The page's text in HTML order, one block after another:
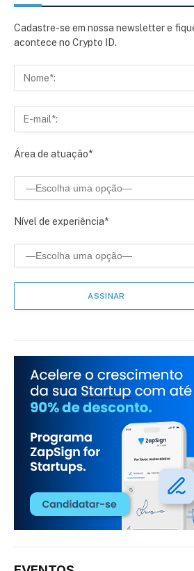
Cadastre-se em nossa newsletter e
acontece no Crypto ID.
Área de atuação*
Nível de experiência*